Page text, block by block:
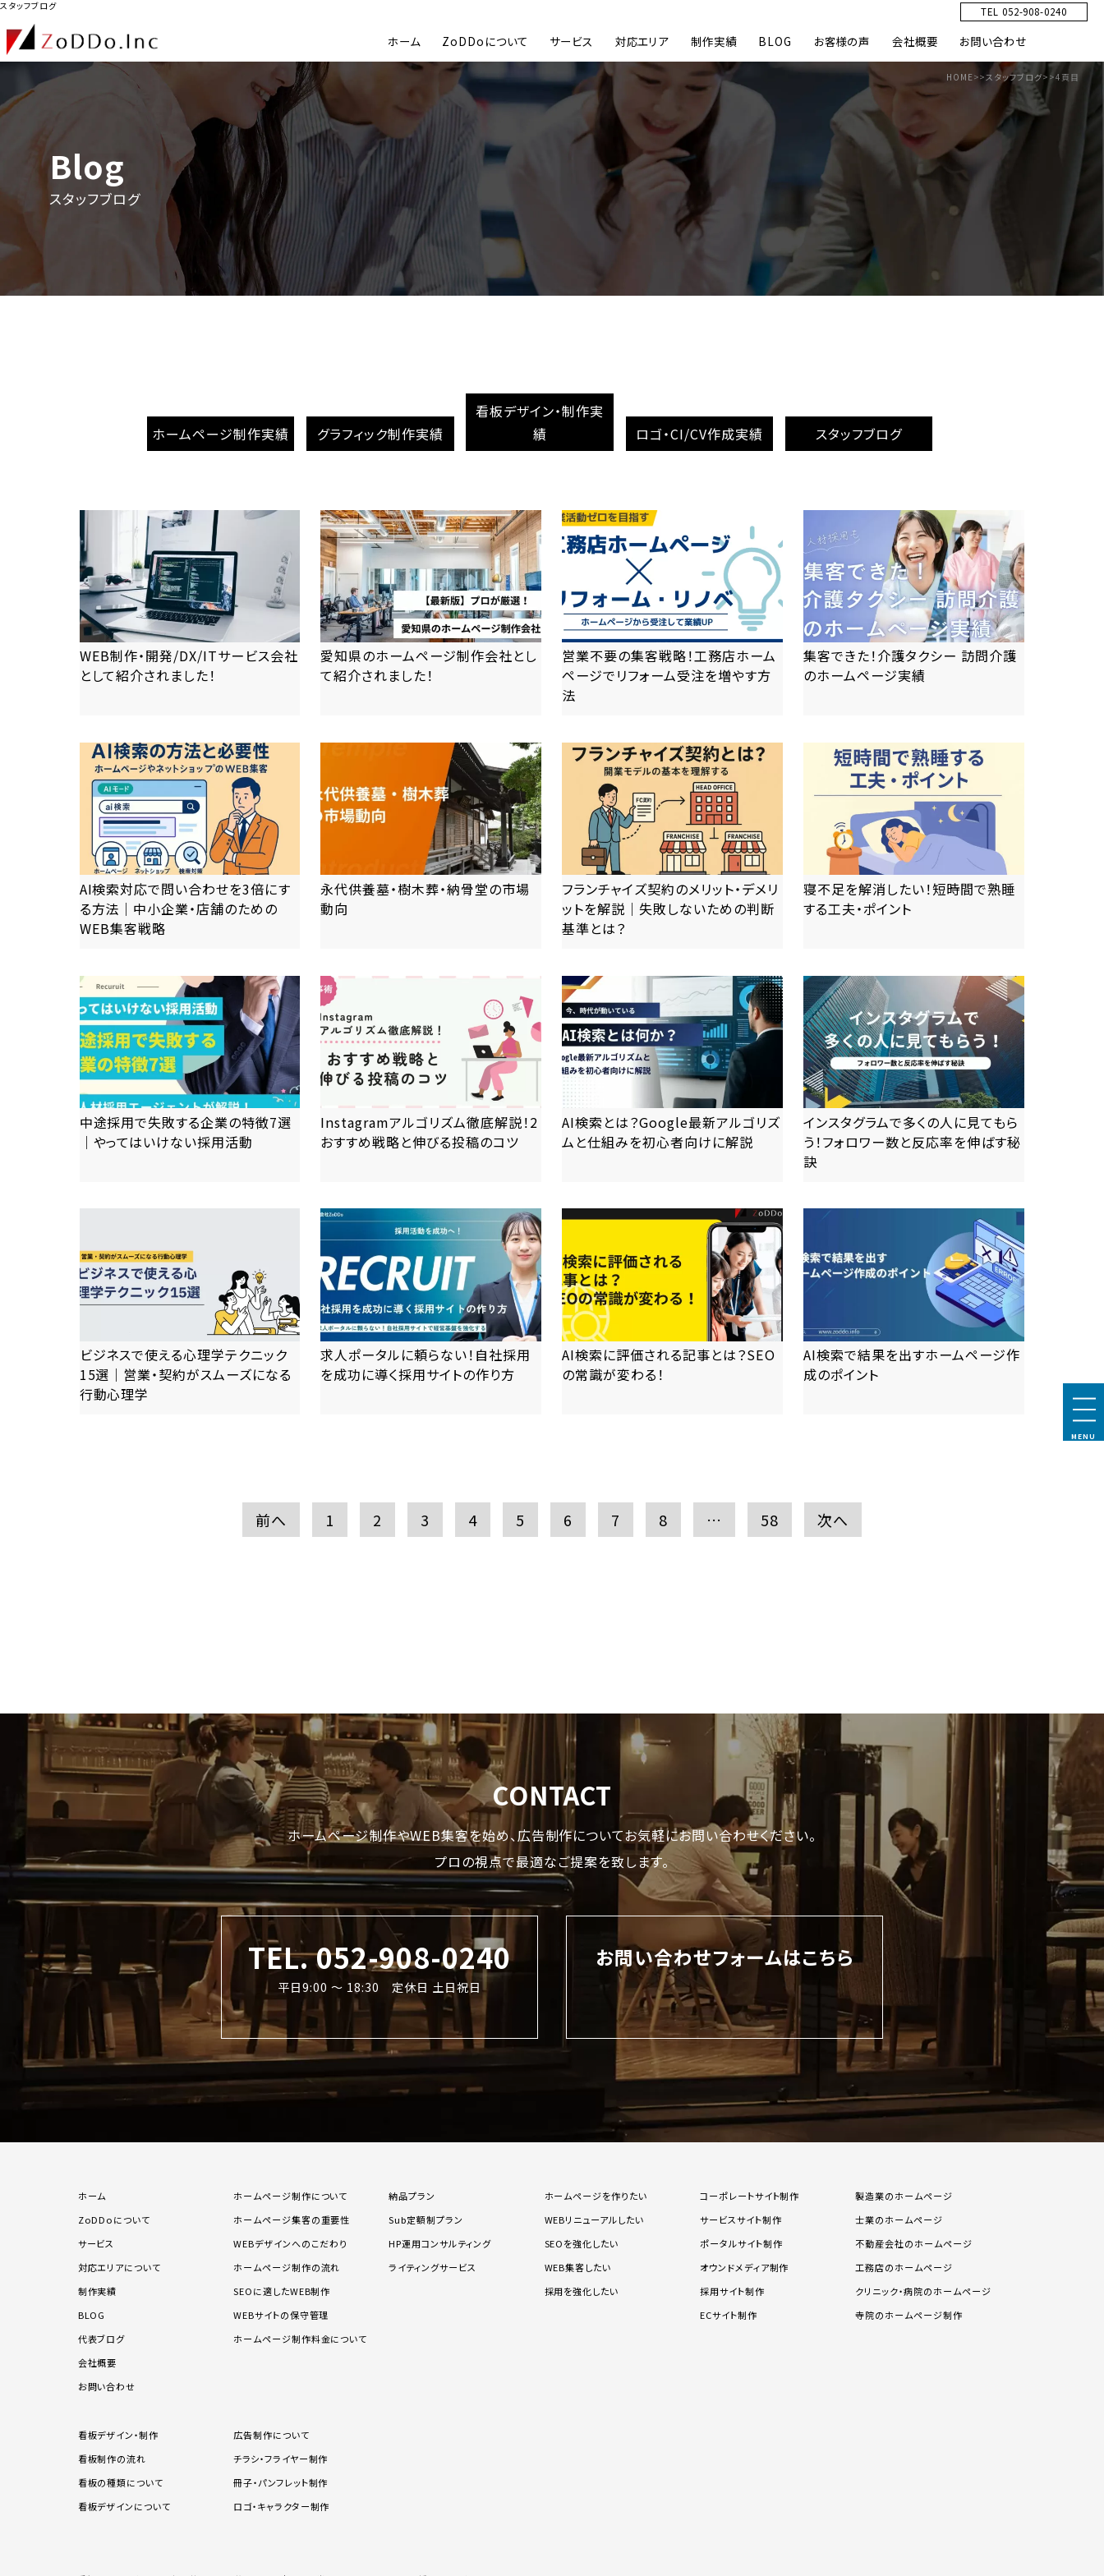
スタッフブログ
ホーム ZoDDoについて サービス 対応エリア 制作実績 BLOG お客様の声 会社概要 お問い合わせ
TEL 052-908-0240
Blog
スタッフブログ
HOME>>スタッフブログ>>4頁目
ホームページ制作実績 グラフィック制作実績
看板デザイン・制作実
績
ロゴ・CI/CV作成実績 スタッフブログ
WEB制作・開発/DX/ITサービス会社
として紹介されました！
愛知県のホームページ制作会社とし
て紹介されました！
営業不要の集客戦略！工務店ホーム
ページでリフォーム受注を増やす方
法
集客できた！介護タクシー 訪問介護
のホームページ実績
AI検索対応で問い合わせを3倍にす
る方法｜中小企業・店舗のための
WEB集客戦略
永代供養墓・樹木葬・納骨堂の市場
動向
フランチャイズ契約のメリット・デメリ
ットを解説｜失敗しないための判断
基準とは？
寝不足を解消したい！短時間で熟睡
する工夫・ポイント
中途採用で失敗する企業の特徴7選
｜やってはいけない採用活動
Instagramアルゴリズム徹底解説！2
おすすめ戦略と伸びる投稿のコツ
AI検索とは？Google最新アルゴリズ
ムと仕組みを初心者向けに解説
インスタグラムで多くの人に見てもら
う！フォロワー数と反応率を伸ばす秘
訣
ビジネスで使える心理学テクニック
15選｜営業・契約がスムーズになる
行動心理学
求人ポータルに頼らない！自社採用
を成功に導く採用サイトの作り方
AI検索に評価される記事とは？SEO
の常識が変わる！
AI検索で結果を出すホームページ作
成のポイント
前へ 1 2 3 4 5 6 7 8 … 58 次へ
MENU
CONTACT
ホームページ制作やWEB集客を始め、 広告制作についてお気軽にお問い合わせください。
プロの視点で最適なご提案を致します。
TEL. 052-908-0240
平日9:00 〜 18:30 定休日 土日祝日
お問い合わせフォームはこちら
ホーム
ZoDDoについて
サービス
対応エリアについて
制作実績
BLOG
代表ブログ
会社概要
お問い合わせ
ホームページ制作について
ホームページ集客の重要性
WEBデザインへのこだわり
ホームページ制作の流れ
SEOに適したWEB制作
WEBサイトの保守管理
ホームページ制作料金について
納品プラン
Sub定額制プラン
HP運用コンサルティング
ライティングサービス
ホームページを作りたい
WEBリニューアルしたい
SEOを強化したい
WEB集客したい
採用を強化したい
コーポレートサイト制作
サービスサイト制作
ポータルサイト制作
オウンドメディア制作
採用サイト制作
ECサイト制作
製造業のホームページ
士業のホームページ
不動産会社のホームページ
工務店のホームページ
クリニック・病院のホームページ
寺院のホームページ制作
看板デザイン・制作
看板制作の流れ
看板の種類について
看板デザインについて
広告制作について
チラシ・フライヤー制作
冊子・パンフレット制作
ロゴ・キャラクター制作